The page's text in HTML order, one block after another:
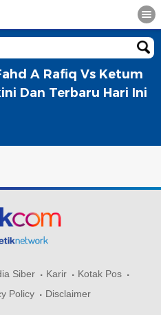
A Rafiq Vs Ketum
Dan Terbaru Hari Ini
Siber Karir
Kotak Pos
Policy Disclaimer